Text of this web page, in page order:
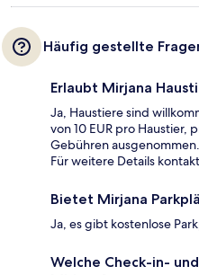
Häufig gestellte
Erlaubt Mirjana
Ja, Haustiere sind
von 10 EUR pro Haustier,
Gebühren
Für weitere Details
Bietet Mirjana
Ja, es gibt kostenlose
Welche Check-in-